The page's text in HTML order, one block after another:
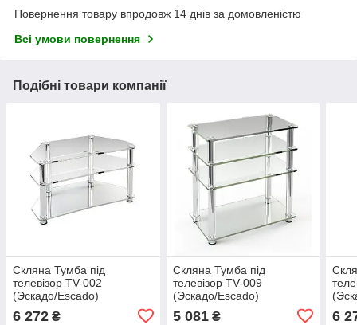
Повернення товару впродовж 14 днів за домовленістю
Всі умови повернення
Подібні товари компанії
Скляна Тумба під
телевізор TV-002
(Эскадо/Escado)
6 272 ₴
Скляна Тумба під
телевізор TV-009
(Эскадо/Escado)
5 081₴ 6